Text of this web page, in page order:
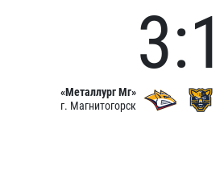
«Металлург Мг»
г. Магнитогорск
3:1